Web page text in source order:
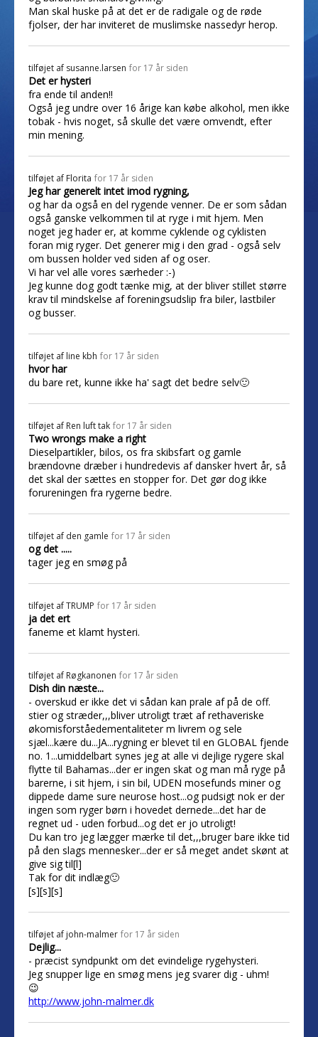
Man skal huske på at det er de radigale og de røde
fjolser, der har inviteret de muslimske nassedyr herop.
tilføjet af susanne.larsen for 17 år siden
Det er hysteri
fra ende til anden!!
Også jeg undre over 16 årige kan købe alkohol, men ikke
tobak - hvis noget, så skulle det være omvendt, efter
min mening.
tilføjet af Florita for 17 år siden
Jeg har generelt intet imod rygning,
og har da også en del rygende venner. De er som sådan
også ganske velkommen til at ryge i mit hjem. Men
noget jeg hader er, at komme cyklende og cyklisten
foran mig ryger. Det generer mig i den grad - også selv
om bussen holder ved siden af og oser.
Vi har vel alle vores særheder :-)
Jeg kunne dog godt tænke mig, at der bliver stillet større
krav til mindskelse af foreningsudslip fra biler, lastbiler
og busser.
tilføjet af line kbh for 17 år siden
hvor har
du bare ret, kunne ikke ha' sagt det bedre selv🙂
tilføjet af Ren luft tak for 17 år siden
Two wrongs make a right
Dieselpartikler, bilos, os fra skibsfart og gamle
brændovne dræber i hundredevis af dansker hvert år, så
det skal der sættes en stopper for. Det gør dog ikke
forureningen fra rygerne bedre.
tilføjet af den gamle for 17 år siden
og det .....
tager jeg en smøg på
tilføjet afTRUMP for 17 år siden
ja det ert
faneme et klamt hysteri.
tilføjet af Røgkanonen for 17 år siden
Dish din næste...
- overskud er ikke det vi sådan kan prale af på de off.
stier og stræder,,,bliver utroligt træt af rethaveriske
økomisforståedementaliteter m livrem og sele
sjæl...kære du...JA...rygning er blevet til en GLOBAL fjende
no. 1...umiddelbart synes jeg at alle vi dejlige rygere skal
flytte til Bahamas...der er ingen skat og man må ryge på
barerne, i sit hjem, i sin bil, UDEN mosefunds miner og
dippede dame sure neurose host...og pudsigt nok er der
ingen som ryger børn i hovedet dernede...det har de
regnet ud - uden forbud...og det er jo utroligt!
Du kan tro jeg lægger mærke til det,,,bruger bare ikke tid
på den slags mennesker...der er så meget andet skønt at
give sig til[l]
Tak for dit indlæg🙂
[s][s][s]
tilføjet af john-malmer for 17 år siden
Dejlig...
- præcist syndpunkt om det evindelige rygehysteri.
Jeg snupper lige en smøg mens jeg svarer dig - uhm!
😉
http://www.john-malmer.dk